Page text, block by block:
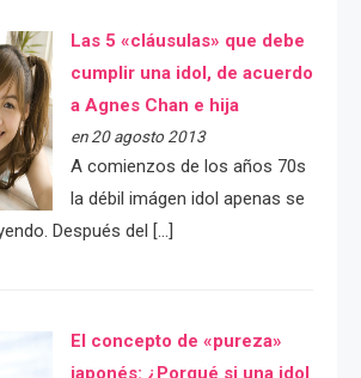
Las 5 «cláusulas» que debe
cumplir una idol, de acuerdo
a Agnes Chan e hija
en 20 agosto 2013
A comienzos de los años 70s
la débil imágen idol apenas se
Después del […]
El concepto de «pureza»
japonés: ¿Porqué si una idol